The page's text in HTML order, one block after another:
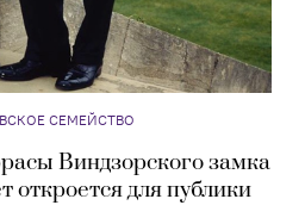
СЕМЕЙСТВО
Виндзорского замка
откроется для публики